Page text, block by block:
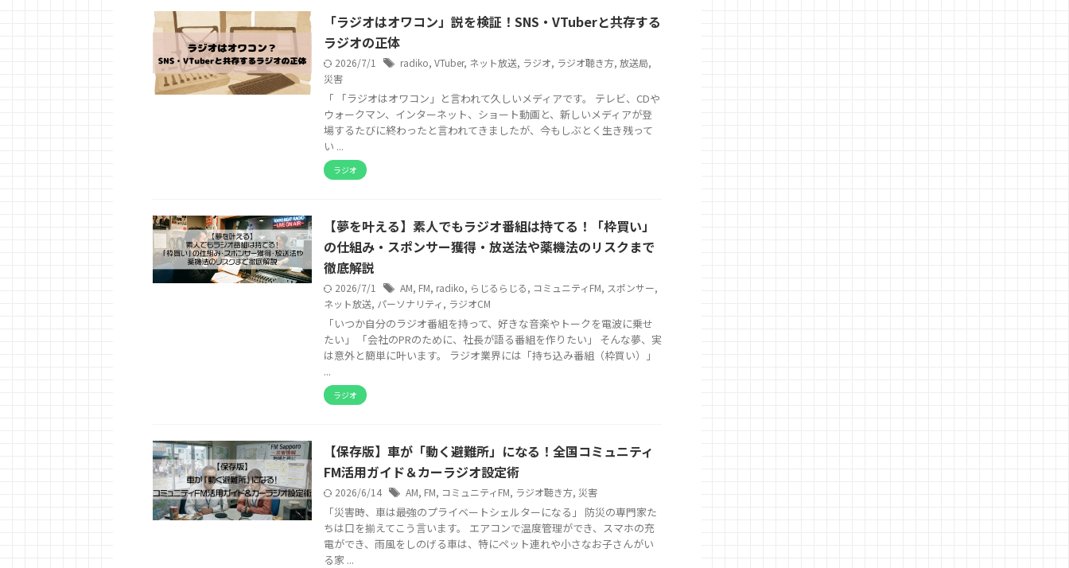
「ラジオはオワコン」説を検証！SNS・VTuberと共存する
ラジオの正体
2026/7/1 radiko, VTuber, ネット放送, ラジオ, ラジオ聴き方, 放送局,
災害
「 「ラジオはオワコン」と言われて久しいメディアです。 テレビ、CDや
ウォークマン、インターネット、ショート動画と、新しいメディアが登
場するたびに終わったと言われてきましたが、今もしぶとく生き残って
い ...
ラジオ
【夢を叶える】素人でもラジオ番組は持てる！「枠買い」
の仕組み・スポンサー獲得・放送法や薬機法のリスクまで
徹底解説
2026/7/1 AM, FM, radiko, らじるらじる, コミュニティFM, スポンサー,
ネット放送, パーソナリティ, ラジオCM
「いつか自分のラジオ番組を持って、好きな音楽やトークを電波に乗せ
たい」 「会社のPRのために、社長が語る番組を作りたい」 そんな夢、実
は意外と簡単に叶います。 ラジオ業界には「持ち込み番組（枠買い）」
...
ラジオ
【保存版】車が「動く避難所」になる！全国コミュニティ
FM活用ガイド＆カーラジオ設定術
2026/6/14 AM, FM, コミュニティFM, ラジオ聴き方, 災害
「災害時、車は最強のプライベートシェルターになる」 防災の専門家た
ちは口を揃えてこう言います。 エアコンで温度管理ができ、スマホの充
電ができ、雨風をしのげる車は、特にペット連れや小さなお子さんがい
る家 ...